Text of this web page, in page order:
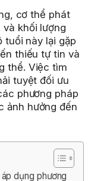
cơ thể phát
khối lượng
tuổi này lại gặp
thiếu tự tin và
thể. Việc tìm
tuyệt đối ưu
phương pháp
ảnh hưởng đến
dụng phương